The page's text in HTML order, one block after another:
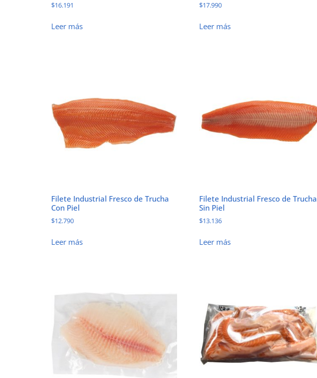
$16.191
Leer más
$17.990
Leer más
Filete Industrial Fresco de Trucha
Con Piel
$12.790
Leer más
Filete Industrial Fresco de Trucha
Sin Piel
$13.136
Leer más